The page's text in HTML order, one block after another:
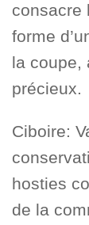
consacre
forme
la coupe,
précieux.
Ciboire:
hosties
de la